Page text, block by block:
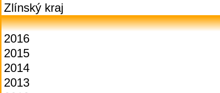
Zlínský kraj
2016
2015
2014
2013